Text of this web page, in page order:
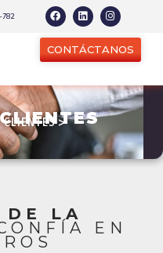
782
CONTÁCTANOS
CLIENTES >
CLIENTES
DE LA
EN